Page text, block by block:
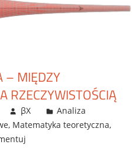
– MIĘDZY
RZECZYWISTOŚCIĄ
βX
Analiza
, Matematyka teoretyczna,